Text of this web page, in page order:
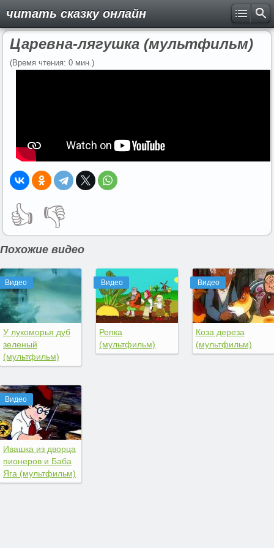
читать сказку онлайн
Царевна-лягушка (мультфильм)
(Время чтения: 0 мин.)
👍 👎
Похожие видео
Видео
У лукоморья дуб
зеленый
(мультфильм)
Видео
Ивашка из дворца
пионеров и Баба
Яга (мультфильм)
Видео
Репка
(мультфильм)
Видео
Коза дереза
(мультфильм)